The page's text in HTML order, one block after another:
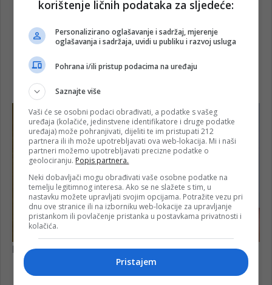
korištenje ličnih podataka za sljedeće:
Personalizirano oglašavanje i sadržaj, mjerenje
oglašavanja i sadržaja, uvidi u publiku i razvoj usluga
Pohrana i/ili pristup podacima na uređaju
Saznajte više
Vaši će se osobni podaci obrađivati, a podatke s vašeg
uređaja (kolačiće, jedinstvene identifikatore i druge podatke
uređaja) može pohranjivati, dijeliti te im pristupati 212
partnera ili ih može upotrebljavati ova web-lokacija. Mi i naši
partneri možemo upotrebljavati precizne podatke o
geolociranju. Popis partnera.
Neki dobavljači mogu obrađivati vaše osobne podatke na
temelju legitimnog interesa. Ako se ne slažete s tim, u
nastavku možete upravljati svojim opcijama. Potražite vezu pri
dnu ove stranice ili na izborniku web-lokacije za upravljanje
pristankom ili povlačenje pristanka u postavkama privatnosti i
kolačića.
Pristajem